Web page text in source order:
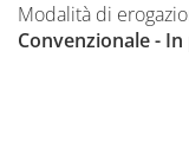
Modalità di
Convenzionale -